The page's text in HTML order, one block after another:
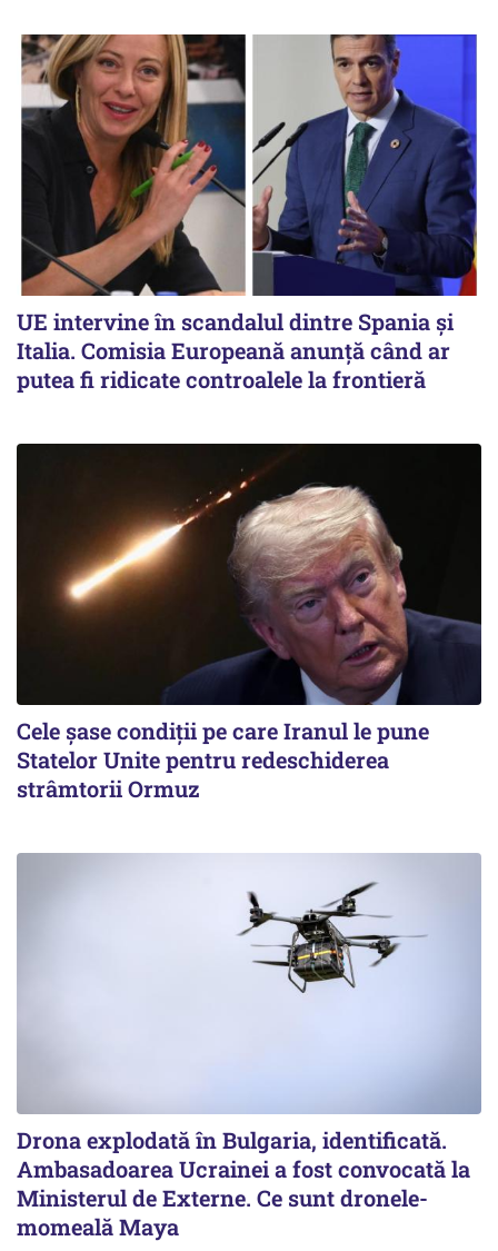
UE intervine în scandalul dintre Spania și
Italia. Comisia Europeană anunță când ar
putea fi ridicate controalele la frontieră
Cele șase condiții pe care Iranul le pune
Statelor Unite pentru redeschiderea
strâmtorii Ormuz
Drona explodată în Bulgaria, identificată.
Ambasadoarea Ucrainei a fost convocată la
Ministerul de Externe. Ce sunt dronele-
momeală Maya